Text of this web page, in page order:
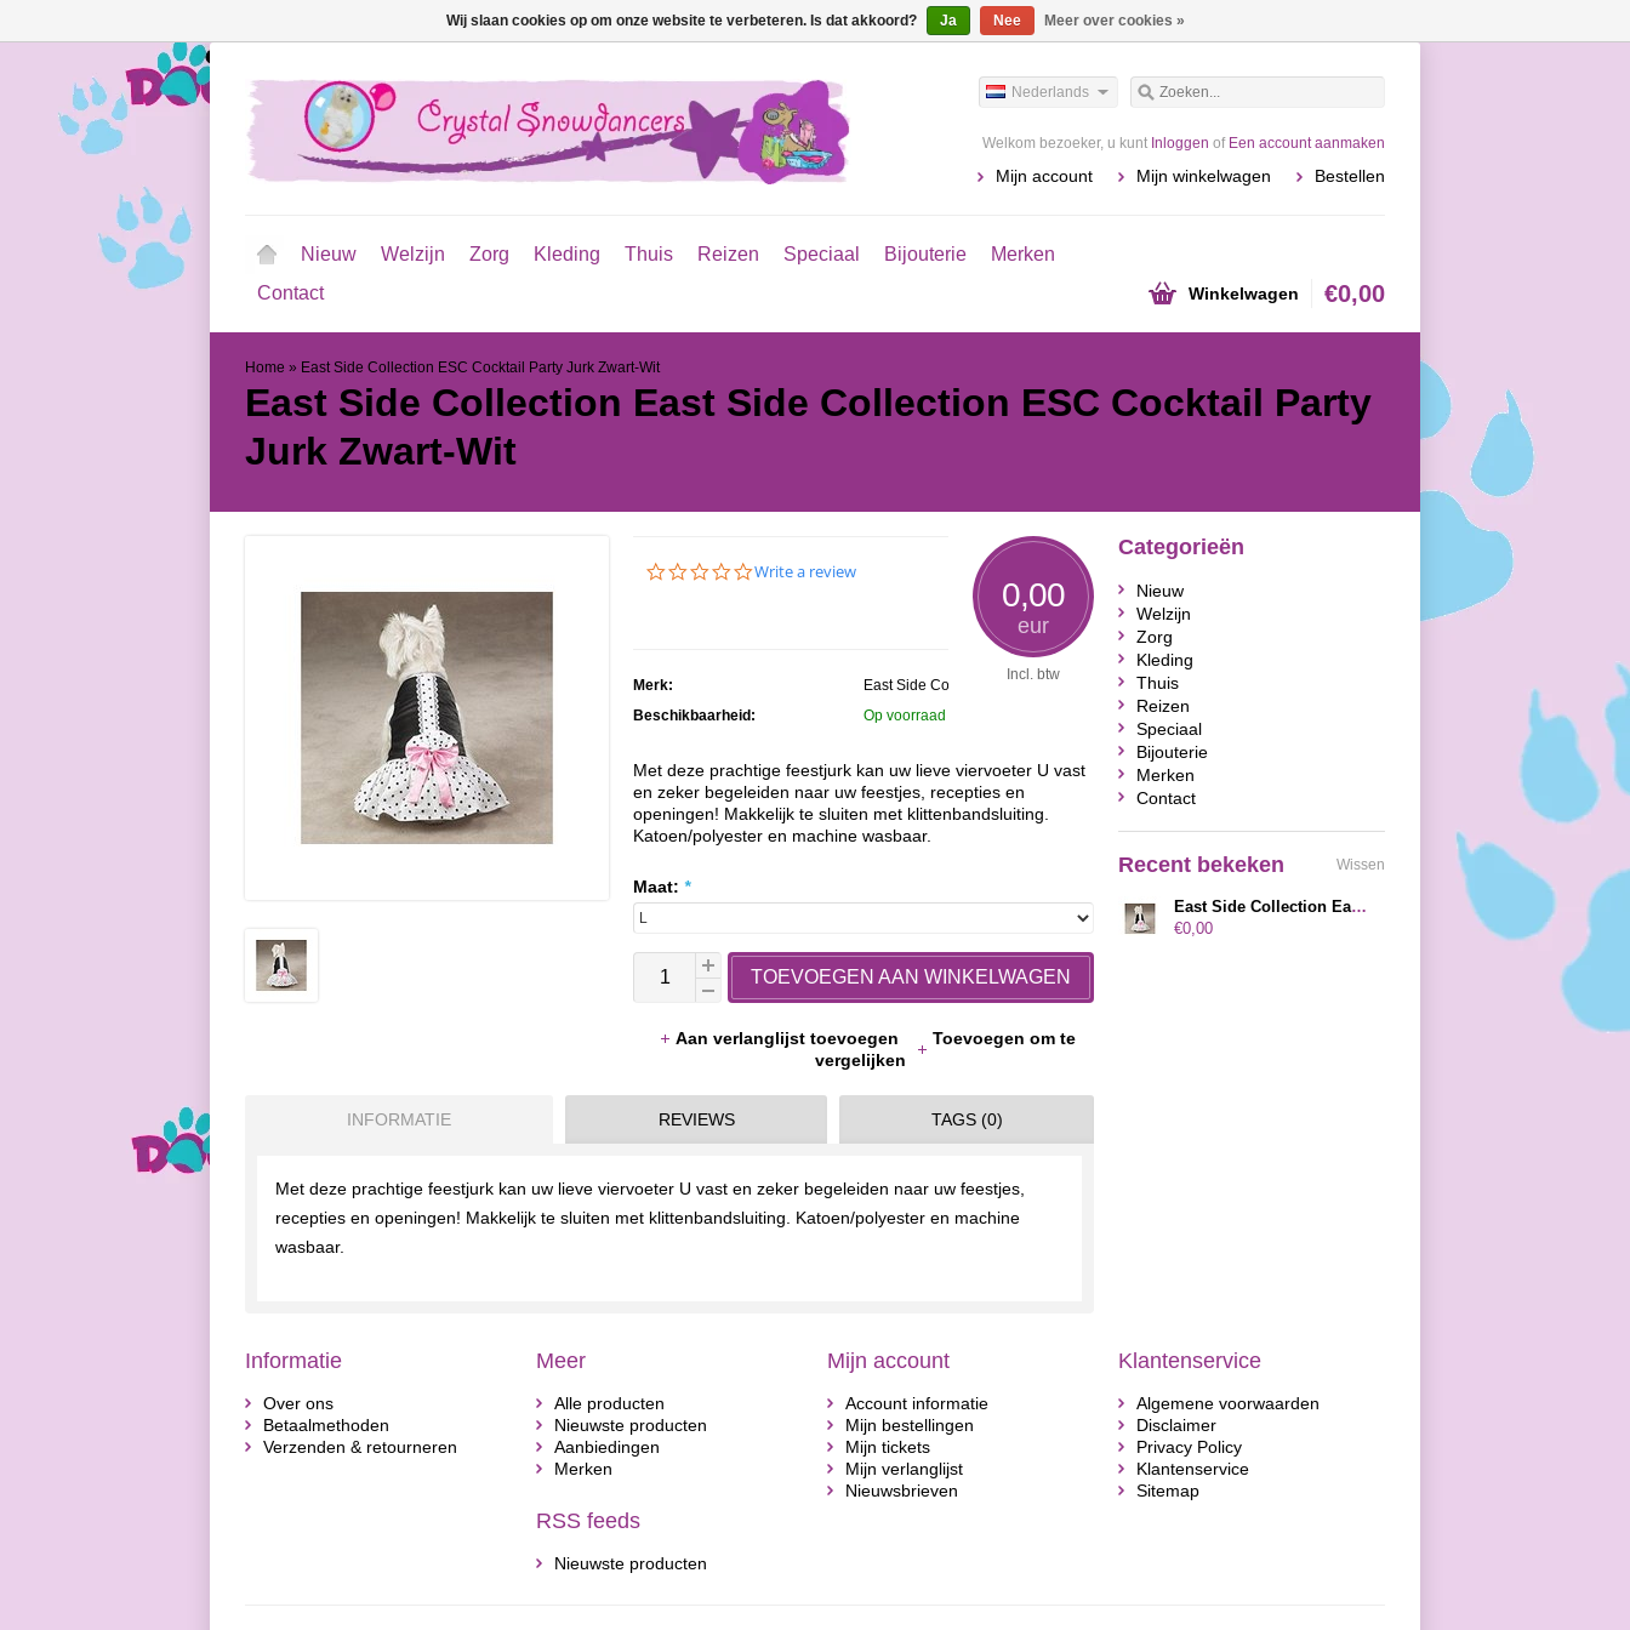
Nederlands
Welkom bezoeker, u kunt Inloggen of Een account aanmaken
Mijn account Mijn winkelwagen Bestellen
Nieuw Welzijn Zorg Kleding Thuis Reizen Speciaal Bijouterie
Merken
Contact
Winkelwagen €0,00
Home » East Side Collection ESC Cocktail Party Jurk Zwart-Wit
East Side Collection East Side Collection ESC Cocktail Party
Jurk Zwart-Wit
0,00
eur
Incl. btw
0.0
Write a review
Merk:
East Side Collection
Beschikbaarheid:
Op voorraad
Met deze prachtige feestjurk kan uw lieve viervoeter U vast
en zeker begeleiden naar uw feestjes, recepties en
openingen! Makkelijk te sluiten met klittenbandsluiting.
Katoen/polyester en machine wasbaar.
Maat: *
TOEVOEGEN AAN WINKELWAGEN
Aan verlanglijst toevoegen
Toevoegen om te
vergelijken
INFORMATIE REVIEWS TAGS (0)
Met deze prachtige feestjurk kan uw lieve viervoeter U vast en zeker begeleiden naar uw feestjes,
recepties en openingen! Makkelijk te sluiten met klittenbandsluiting. Katoen/polyester en machine
wasbaar.
Categorieën
Nieuw
Welzijn
Zorg
Kleding
Thuis
Reizen
Speciaal
Bijouterie
Merken
Contact
Recent bekeken Wissen
East Side Collection East Side Collection ESC Cocktail Party Jurk Zwart-Wit
€0,00
Informatie
Over ons
Betaalmethoden
Verzenden & retourneren
Meer
Alle producten
Nieuwste producten
Aanbiedingen
Merken
RSS feeds
Nieuwste producten
Mijn account
Account informatie
Mijn bestellingen
Mijn tickets
Mijn verlanglijst
Nieuwsbrieven
Klantenservice
Algemene voorwaarden
Disclaimer
Privacy Policy
Klantenservice
Sitemap
Wij slaan cookies op om onze website te verbeteren. Is dat akkoord? Ja Nee Meer over cookies »